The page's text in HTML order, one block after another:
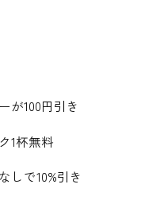
が100円引き
1杯無料
しで10%引き